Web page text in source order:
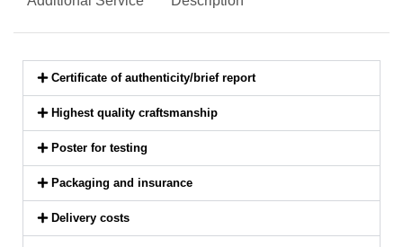
Certificate of authenticity/brief report
Highest quality craftsmanship
Poster for testing
Packaging and insurance
Delivery costs